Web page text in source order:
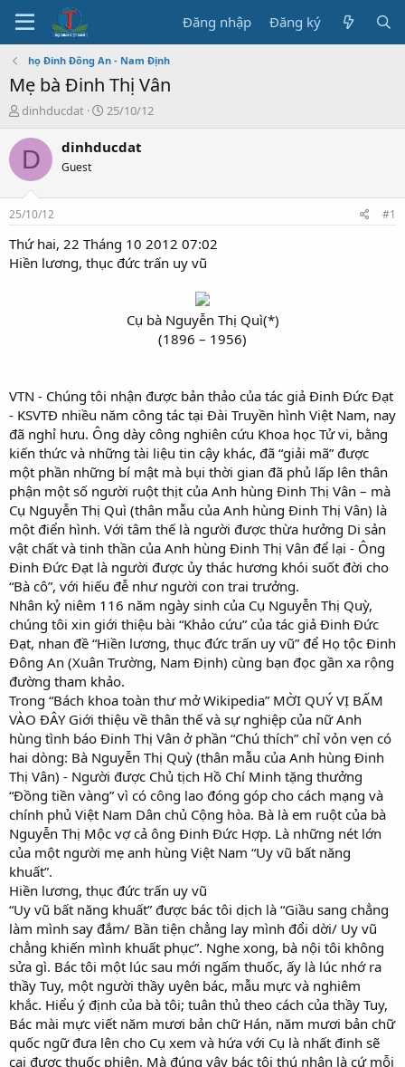
Đăng nhập Đăng ký
họ Đinh Đông An - Nam Định
Mẹ bà Đinh Thị Vân
T
r
a
s
t
a
r
t
dinhducdat
N
à
ầ
25/10/12
D dinhducdat
Guest
25/10/12 #1
Thứ hai, 22 Tháng 10 2012 07:02
Hiền lương, thục đức trấn uy vũ
Cụ bà Nguyễn Thị Quì(*)
(1896 – 1956)
VTN - Chúng tôi nhận được bản thảo của tác giả Đinh Đức Đạt
- KSVTĐ nhiều năm công tác tại Đài Truyền hình Việt Nam, nay
đã nghỉ hưu. Ông dày công nghiên cứu Khoa học Tử vi, bằng
kiến thức và những tài liệu tin cậy khác, đã “giải mã” được
một phần những bí mật mà bụi thời gian đã phủ lấp lên thân
phận một số người ruột thịt của Anh hùng Đinh Thị Vân – mà
Cụ Nguyễn Thị Quì (thân mẫu của Anh hùng Đinh Thị Vân) là
một điển hình. Với tâm thế là người được thừa hưởng Di sản
vật chất và tinh thần của Anh hùng Đinh Thị Vân để lại - Ông
Đinh Đức Đạt là người được ủy thác hương khói suốt đời cho
“Bà cô”, với hiếu đễ như người con trai trưởng.
Nhân kỷ niêm 116 năm ngày sinh của Cụ Nguyễn Thị Quỳ,
chúng tôi xin giới thiệu bài “Khảo cứu” của tác giả Đinh Đức
Đạt, nhan đề “Hiền lương, thục đức trấn uy vũ” để Họ tộc Đinh
Đông An (Xuân Trường, Nam Định) cùng bạn đọc gần xa rộng
đường tham khảo.
Trong “Bách khoa toàn thư mở Wikipedia” MỜI QUÝ VỊ BẤM
VÀO ĐÂY Giới thiệu về thân thế và sự nghiệp của nữ Anh
hùng tình báo Đinh Thị Vân ở phần “Chú thích” chỉ vỏn vẹn có
hai dòng: Bà Nguyễn Thị Quỳ (thân mẫu của Anh hùng Đinh
Thị Vân) - Người được Chủ tịch Hồ Chí Minh tặng thưởng
“Đồng tiền vàng” vì có công lao đóng góp cho cách mạng và
chính phủ Việt Nam Dân chủ Cộng hòa. Bà là em ruột của bà
Nguyễn Thị Mộc vợ cả ông Đinh Đức Hợp. Là những nét lớn
của một người mẹ anh hùng Việt Nam “Uy vũ bất năng
khuất”.
Hiền lương, thục đức trấn uy vũ
“Uy vũ bất năng khuất” được bác tôi dịch là “Giầu sang chẳng
làm mình say đắm/ Bần tiện chẳng lay mình đổi dời/ Uy vũ
chẳng khiến mình khuất phục”. Nghe xong, bà nội tôi không
sửa gì. Bác tôi một lúc sau mới ngấm thuốc, ấy là lúc nhớ ra
thầy Tuy, một người thầy uyên bác, mẫu mực và nghiêm
khắc. Hiểu ý định của bà tôi; tuân thủ theo cách của thầy Tuy,
Bác mài mực viết năm mươi bản chữ Hán, năm mươi bản chữ
quốc ngữ đưa lên cho Cụ xem và hứa với Cụ là nhất đinh sẽ
cai được thuốc phiện. Mà đúng vậy bác tôi thú nhận là cứ mỗi